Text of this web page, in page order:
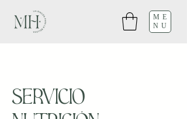
ME
NU
Servicio